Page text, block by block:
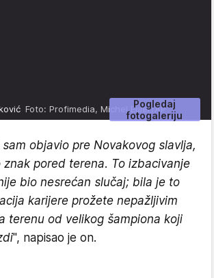
Pogledaj
fotogaleriju
Foto: Profimedia, Michel Euler/AP
objavio pre Novakovog slavlja,
pored terena. To izbacivanje
bio nesrećan slučaj; bila je to
karijere prožete nepažljivim
terenu od velikog šampiona koji
", napisao je on.